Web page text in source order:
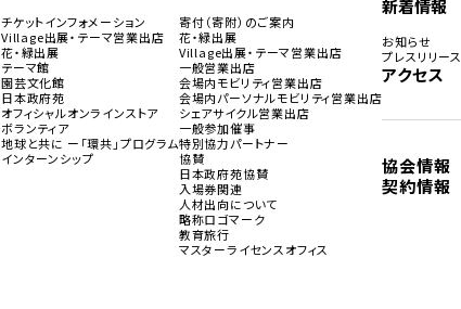
チケットインフォメーション
Village出展・テーマ営業出店
花・緑出展
テーマ館
園芸文化館
日本政府苑
オフィシャルオンラインストア（新規タブで開きます）
ボランティア
地球と共に ー「環共」プログラム
インターンシップ
寄付（寄附）のご案内
花・緑出展
Village出展・テーマ営業出店
一般営業出店
会場内モビリティ営業出店
会場内パーソナルモビリティ営業出店
シェアサイクル営業出店
一般参加催事
特別協力パートナー
協賛
日本政府苑協賛
入場券関連
人材出向について
略称ロゴマーク
教育旅行
マスターライセンスオフィス
新着情報
お知らせ
プレスリリース
アクセス
協会情報
契約情報